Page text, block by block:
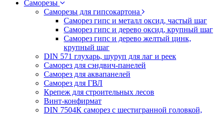
Саморезы
Саморезы для гипсокартона
Саморез гипс и металл оксид, частый шаг
Саморез гипс и дерево оксид, крупный шаг
Саморез гипс и дерево желтый цинк,
крупный шаг
DIN 571 глухарь, шуруп для лаг и реек
Саморез для сэндвич-панелей
Саморез для аквапанелей
Саморез для ГВЛ
Крепеж для строительных лесов
Винт-конфирмат
DIN 7504К саморез с шестигранной головкой,